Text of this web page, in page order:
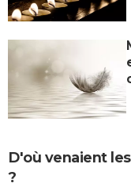
D'où venaient
?